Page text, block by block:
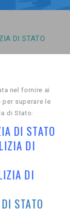
DI STATO
nel fornire ai
superare le
di Stato:
DI STATO
DI
DI
STATO